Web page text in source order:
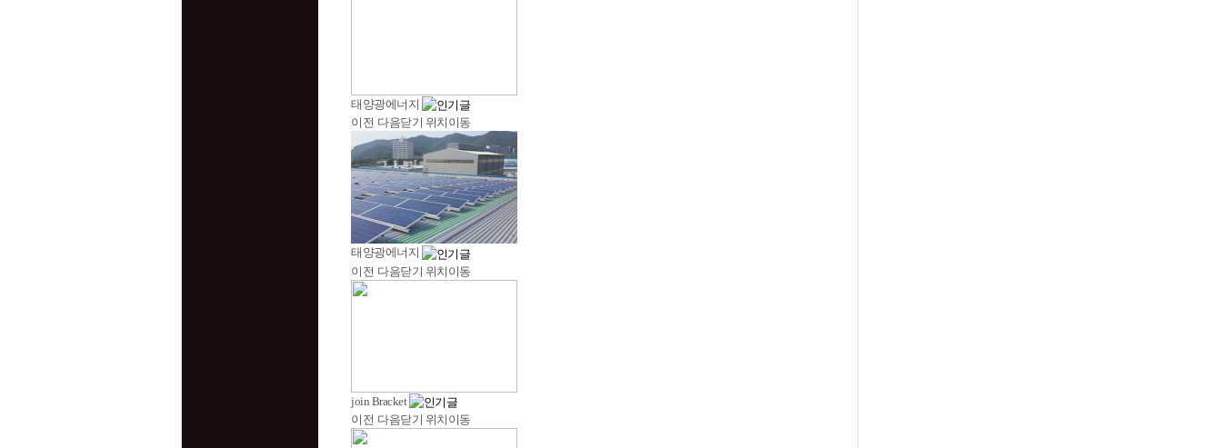
태양광에너지
이전 다음닫기 위치이동
태양광에너지
이전 다음닫기 위치이동
join Bracket
이전 다음닫기 위치이동